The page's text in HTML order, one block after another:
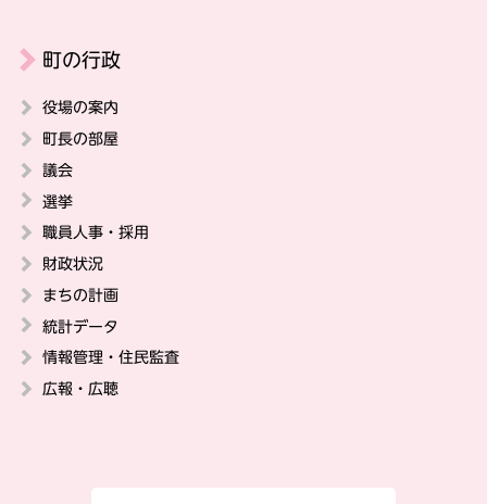
町の行政
役場の案内
町長の部屋
議会
選挙
職員人事・採用
財政状況
まちの計画
統計データ
情報管理・住民監査
広報・広聴